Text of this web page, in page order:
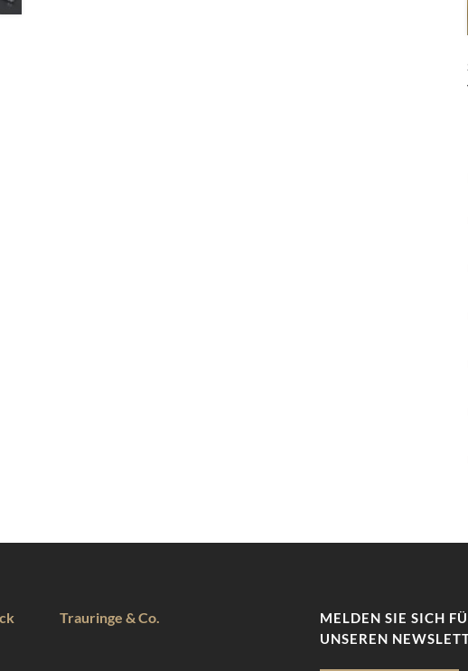
Trauringe & Co.
MELDEN SIE SICH
UNSEREN